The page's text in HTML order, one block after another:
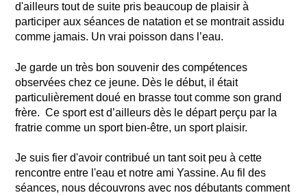
d'ailleurs tout de suite pris beaucoup de plaisir à
participer aux séances de natation et se montrait assidu
comme jamais. Un vrai poisson dans l’eau.
Je garde un très bon souvenir des compétences
observées chez ce jeune. Dès le début, il était
particulièrement doué en brasse tout comme son grand
frère. Ce sport est d’ailleurs dès le départ perçu par la
fratrie comme un sport bien-être, un sport plaisir.
Je suis fier d'avoir contribué un tant soit peu à cette
rencontre entre l'eau et notre ami Yassine. Au fil des
séances, nous découvrons avec nos débutants comment